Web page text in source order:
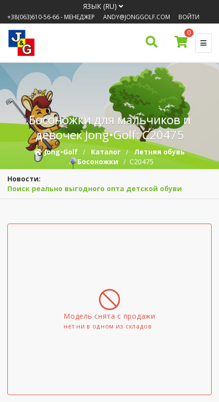
ЯЗЫК (RU)
+38(063)610-56-66- МЕНЕДЖЕР ANDY@JONGGOLF.COM
ВОЙТИ
0
Босоножки для мальчиков и
девочек Jong•Golf: C20475
Jong•Golf Каталог
Летняя обувь
Босоножки
C20475
Новости:
Поиск реально выгодного опта детской обуви
Модель снята с продажи
нет ни в одном из складов